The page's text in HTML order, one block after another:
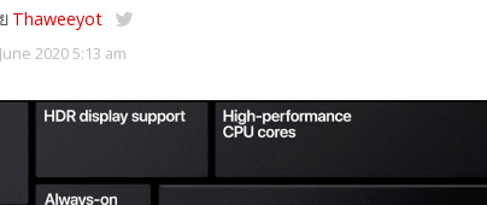
Thaweeyot
2020 5:13 am